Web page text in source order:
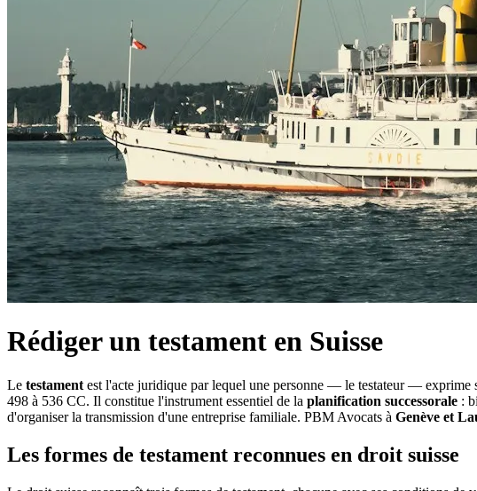
Rédiger un testament en Suisse
Le testament est l'acte juridique par lequel une personne — le testateur — exprime
498 à 536 CC. Il constitue l'instrument essentiel de la planification successorale :
d'organiser la transmission d'une entreprise familiale. PBM Avocats à Genève et
Les formes de testament reconnues en droit suisse